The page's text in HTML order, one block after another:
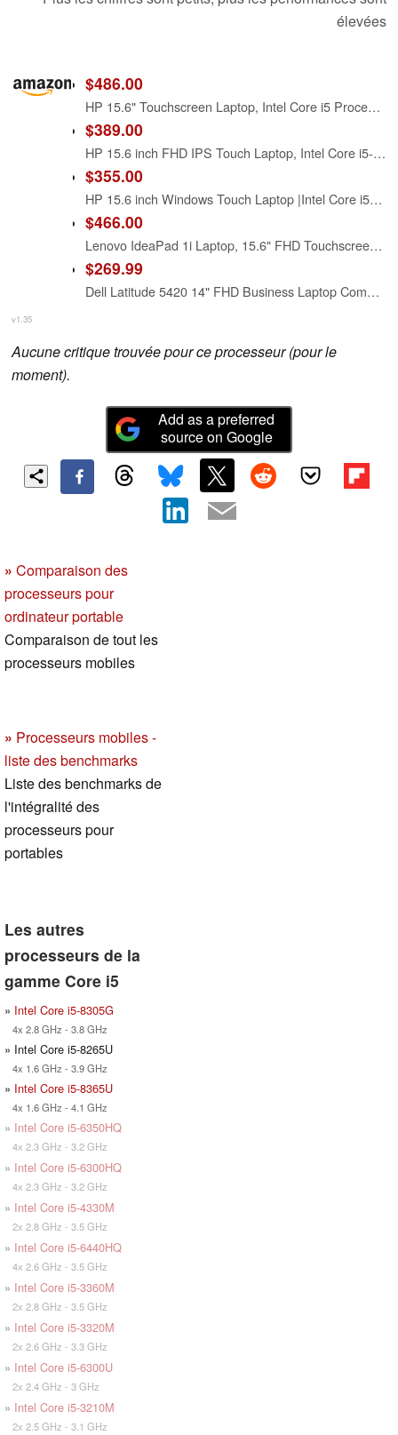
élevées
$486.00
HP 15.6" Touchscreen Laptop, Intel Core i5 Processor, 16GB RAM, 512GB SSD, Numeric Keypad, Bluetooth, Wi-Fi, Long Battery Life, Windows 11 Home, Alpacatec Accessories, Silver
$389.00
HP 15.6 inch FHD IPS Touch Laptop, Intel Core i5-1334U, 8GB DDR4 RAM, 512GB SSD, Windows 11 Home, Intel Iris Xe Graphics, Natural Silver, 15-fd0154wm
$355.00
HP 15.6 inch Windows Touch Laptop |Intel Core i5-1334U| Intel Iris Xe Graphics |Webcam |Bluetooth|Silver| 8GB RAM | 512GB SSD |Windows 11 Home |Bundle with Stylus Pen
$466.00
Lenovo IdeaPad 1i Laptop, 15.6" FHD Touchscreen, Intel Core i5-1235U Processor, 16GB RAM, 512GB SSD, Webcam, HDMI, Wi-Fi 6, Windows 11 Home, Blue
$269.99
Dell Latitude 5420 14" FHD Business Laptop Computer, Intel Quad-Core i5-1145G7, 16GB DDR4 RAM, 256GB SSD, Camera, HDMI, Windows 11 Pro (Renewed)
v1.35
Aucune critique trouvée pour ce processeur (pour le
moment).
Add as a preferred
source on Google
» Comparaison des
processeurs pour
ordinateur portable
Comparaison de tout les
processeurs mobiles
» Processeurs mobiles -
liste des benchmarks
Liste des benchmarks de
l'intégralité des
processeurs pour
portables
Les autres
processeurs de la
gamme Core i5
» Intel Core i5-8305G
4x 2.8 GHz - 3.8 GHz
» Intel Core i5-8265U
4x 1.6 GHz - 3.9 GHz
» Intel Core i5-8365U
4x 1.6 GHz - 4.1 GHz
» Intel Core i5-6350HQ
4x 2.3 GHz - 3.2 GHz
» Intel Core i5-6300HQ
4x 2.3 GHz - 3.2 GHz
» Intel Core i5-4330M
2x 2.8 GHz - 3.5 GHz
» Intel Core i5-6440HQ
4x 2.6 GHz - 3.5 GHz
» Intel Core i5-3360M
2x 2.8 GHz - 3.5 GHz
» Intel Core i5-3320M
2x 2.6 GHz - 3.3 GHz
» Intel Core i5-6300U
2x 2.4 GHz - 3 GHz
» Intel Core i5-3210M
2x 2.5 GHz - 3.1 GHz